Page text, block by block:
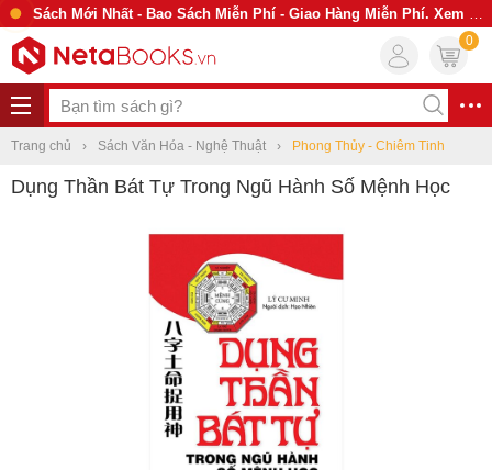
Sách Mới Nhất - Bao Sách Miễn Phí - Giao Hàng Miễn Phí. Xem Ngay
0
Trang chủ Sách Văn Hóa - Nghệ Thuật Phong Thủy - Chiêm Tinh
Dụng Thần Bát Tự Trong Ngũ Hành Số Mệnh Học